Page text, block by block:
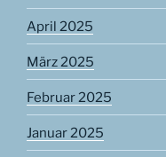
April 2025
März 2025
Februar 2025
Januar 2025